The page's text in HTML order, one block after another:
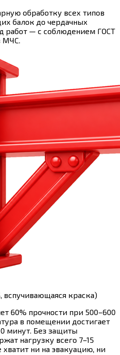
обработку всех типов
балок до чердачных
работ — с соблюдением ГОСТ
МЧС.
вспучивающаяся краска)
60% прочности при 500–600
в помещении достигает
минут. Без защиты
нагрузку всего 7–15
хватит ни на эвакуацию, ни